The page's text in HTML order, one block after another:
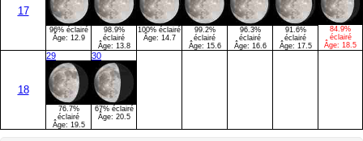
17
96% éclairé
Âge: 12.9
98.9%
éclairé
Âge: 13.8
100% éclairé
Âge: 14.7
99.2%
éclairé
Âge: 15.6
96.3%
éclairé
Âge: 16.6
91.6%
éclairé
Âge: 17.5
84.9%
éclairé
Âge: 18.5
18
29
76.7%
éclairé
Âge: 19.5
30
67% éclairé
Âge: 20.5